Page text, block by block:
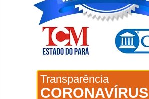
Transparência
CORONAVÍRUS